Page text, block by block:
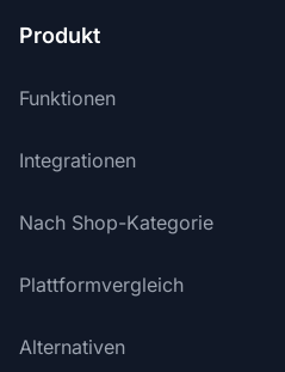
Produkt
Funktionen
Integrationen
Nach Shop-Kategorie
Plattformvergleich
Alternativen